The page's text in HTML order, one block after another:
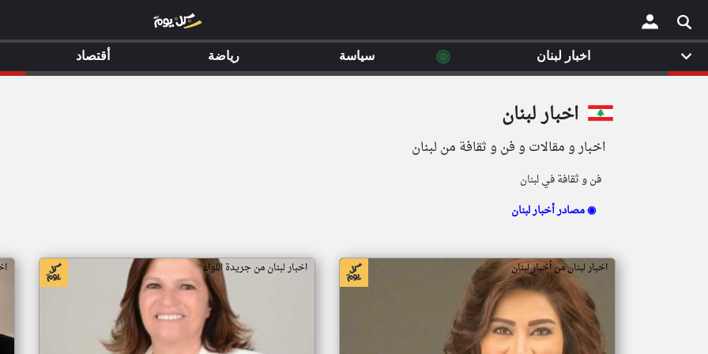
× اخبار لبنان
اخبار و مقالات و فن و ثقافة من لبنان
فن و ثقافة في لبنان
مصادر أخبار لبنان ◉
اخبار لبنان من أخبار لبنان اخبار لبنان من جريدة اللواء
اخبار لبنان ◉ سياسة رياضة أقتصاد